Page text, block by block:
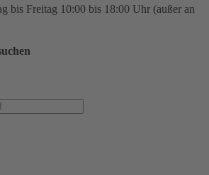
bis Freitag 10:00 bis 18:00 Uhr (außer an